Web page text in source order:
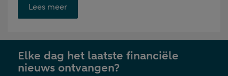
Lees meerOpent
link
nieuwe
tab
Elke dag het laatste financiële
nieuws ontvangen?